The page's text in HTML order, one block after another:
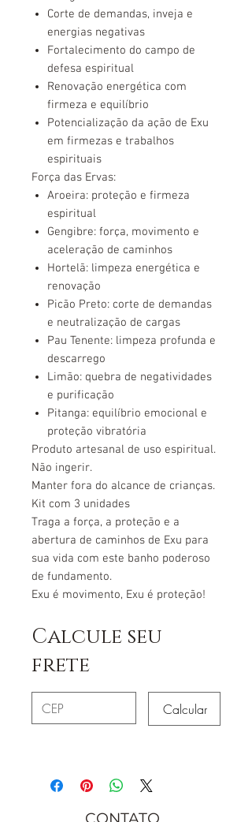
Corte de demandas, inveja e
energias negativas
Fortalecimento do campo de
defesa espiritual
Renovação energética com
firmeza e equilíbrio
Potencialização da ação de Exu
em firmezas e trabalhos
espirituais
Força das Ervas:
Aroeira: proteção e firmeza
espiritual
Gengibre: força, movimento e
aceleração de caminhos
Hortelã: limpeza energética e
renovação
Picão Preto: corte de demandas
e neutralização de cargas
Pau Tenente: limpeza profunda e
descarrego
Limão: quebra de negatividades
e purificação
Pitanga: equilíbrio emocional e
proteção vibratória
Produto artesanal de uso espiritual.
Não ingerir.
Manter fora do alcance de crianças.
Kit com 3 unidades
Traga a força, a proteção e a
abertura de caminhos de Exu para
sua vida com este banho poderoso
de fundamento.
Exu é movimento, Exu é proteção!
Calcule seu
frete
Calcular